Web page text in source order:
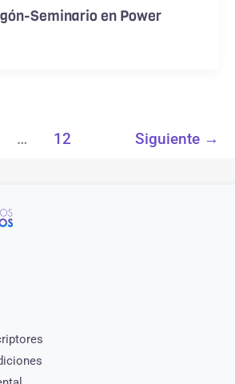
Seminario en Power
… 12 Siguiente →